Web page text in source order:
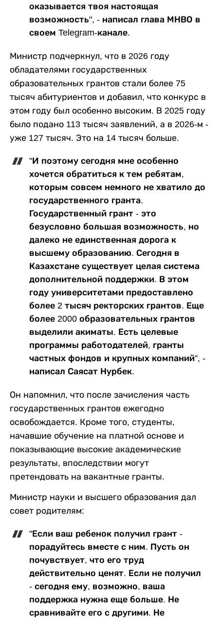
оказывается твоя настоящая
возможность", - написал глава МНВО в
своем Telegram-канале.
Министр подчеркнул, что в 2026 году
обладателями государственных
образовательных грантов стали более 75
тысяч абитуриентов и добавил, что конкурс в
этом году был особенно высоким. В 2025 году
было подано 113 тысяч заявлений, а в 2026-м -
уже 127 тысяч. Это на 14 тысяч больше.
"И поэтому сегодня мне особенно
хочется обратиться к тем ребятам,
которым совсем немного не хватило до
государственного гранта.
Государственный грант - это
безусловно большая возможность, но
далеко не единственная дорога к
высшему образованию. Сегодня в
Казахстане существует целая система
дополнительной поддержки. В этом
году университетами предоставлено
более 2 тысяч ректорских грантов. Еще
более 2000 образовательных грантов
выделили акиматы. Есть целевые
программы работодателей, гранты
частных фондов и крупных компаний", -
написал Саясат Нурбек.
Он напомнил, что после зачисления часть
государственных грантов ежегодно
освобождается. Кроме того, студенты,
начавшие обучение на платной основе и
показывающие высокие академические
результаты, впоследствии могут
претендовать на вакантные гранты.
Министр науки и высшего образования дал
совет родителям:
"Если ваш ребенок получил грант -
порадуйтесь вместе с ним. Пусть он
почувствует, что его труд
действительно ценят. Если не получил
- сегодня ему, возможно, ваша
поддержка нужна еще больше. Не
сравнивайте его с другими. Не